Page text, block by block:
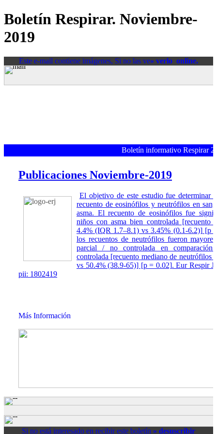
Boletín Respirar. Noviembre-
2019